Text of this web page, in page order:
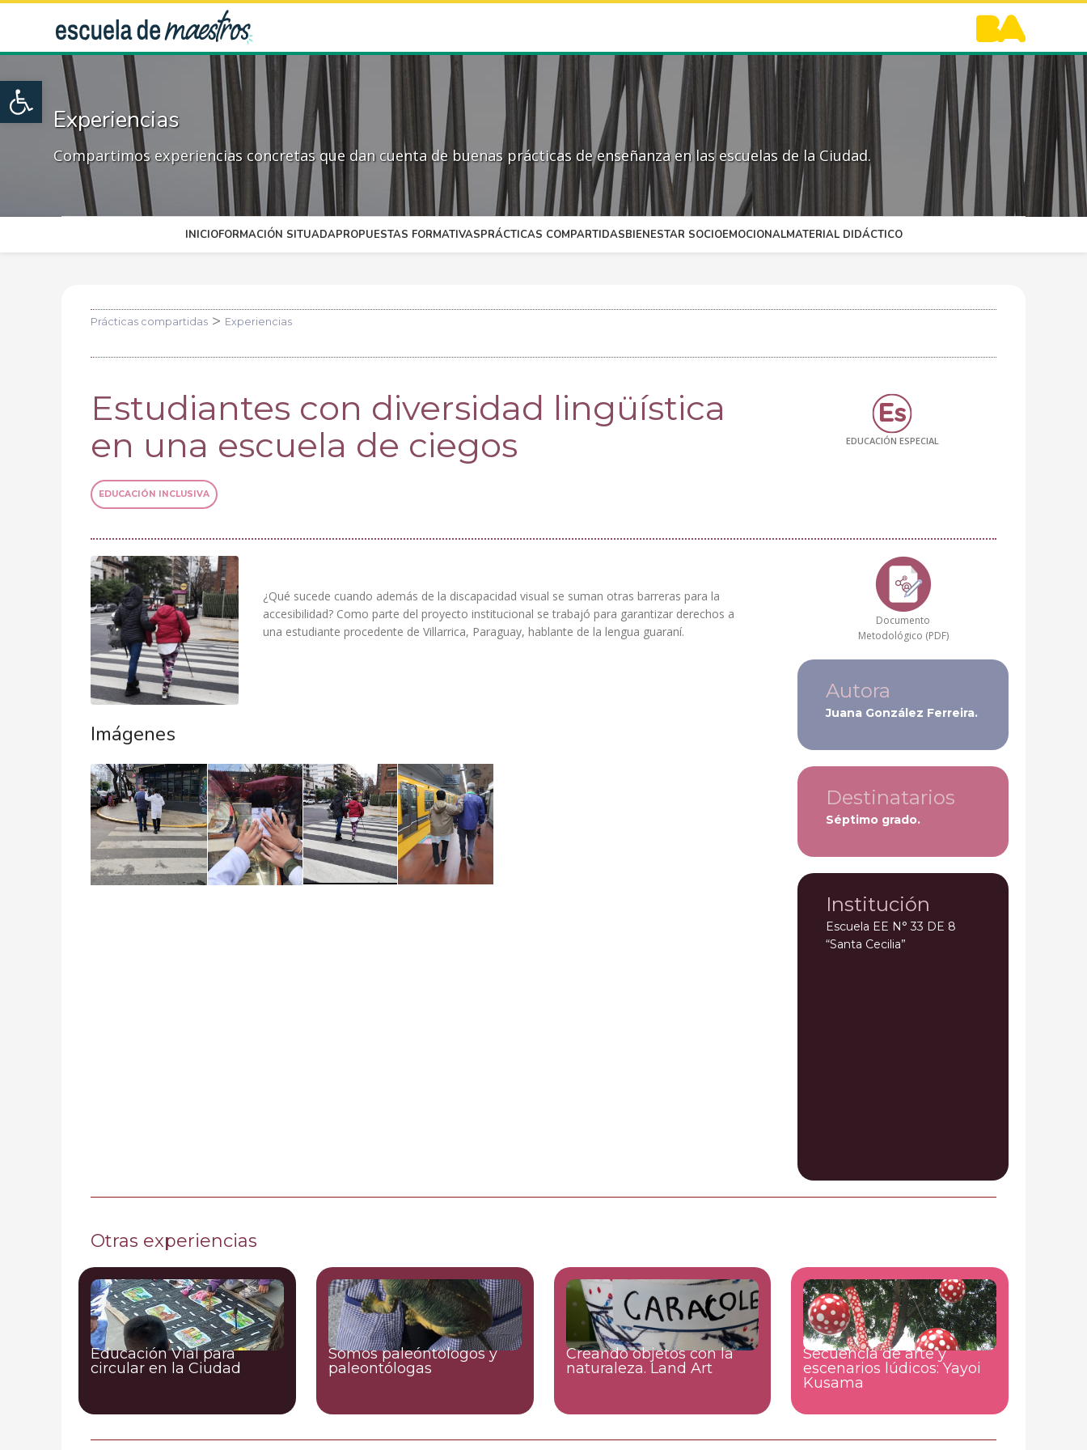
Open toolbar
Experiencias
Compartimos experiencias concretas que dan cuenta de buenas prácticas de enseñanza en las escuelas de la Ciudad.
INICIOFORMACIÓN SITUADAPROPUESTAS FORMATIVASPRÁCTICAS COMPARTIDASBIENESTAR SOCIOEMOCIONALMATERIAL DIDÁCTICO
Prácticas compartidas> Experiencias
Estudiantes con diversidad lingüística
en una escuela de ciegos
EDUCACIÓN INCLUSIVA
EDUCACIÓN ESPECIAL
¿Qué sucede cuando además de la discapacidad visual se suman otras barreras para la
accesibilidad? Como parte del proyecto institucional se trabajó para garantizar derechos a
una estudiante procedente de Villarrica, Paraguay, hablante de la lengua guaraní.
Imágenes
Documento
Metodológico (PDF)
Autora
Juana González Ferreira.
Destinatarios
Séptimo grado.
Institución
Escuela EE N° 33 DE 8
“Santa Cecilia”
Otras experiencias
Educación Vial para
circular en la Ciudad
Somos paleóntologos y
paleontólogas
Creando objetos con la
naturaleza. Land Art
Secuencia de arte y
escenarios lúdicos: Yayoi
Kusama